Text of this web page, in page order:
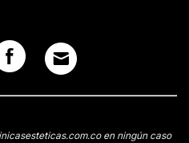
en ningún caso